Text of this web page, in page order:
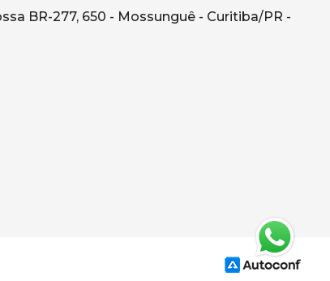
BR-277, 650 - Mossunguê - Curitiba/PR -